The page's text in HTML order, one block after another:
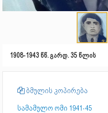
1908-1943 წწ. გარდ. 35 წლის
ბმულის კოპირება
სამამულო ომი 1941-45